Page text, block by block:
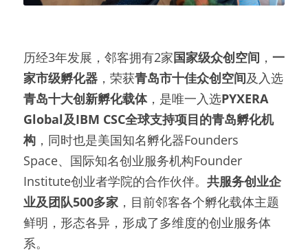
历经3年发展，邻客拥有2家国家级众创空间 ， 一
家市级孵化器 ，荣获青岛市十佳众创空间及入选
青岛十大创新孵化载体，是唯一入选PYXERA
Global及IBM CSC全球支持项目的青岛孵化机
构 ，同时也是美国知名孵化器Founders
Space、国际知名创业服务机构Founder
Institute创业者学院的合作伙伴。 共服务创业企
业及团队500多家 ，目前邻客各个孵化载体主题
鲜明，形态各异，形成了多维度的创业服务体
系。